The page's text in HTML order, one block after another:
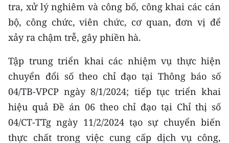
tra, xử lý nghiêm và công bố, công khai các cán
bộ, công chức, viên chức, cơ quan, đơn vị để
xảy ra chậm trễ, gây phiền hà.
Tập trung triển khai các nhiệm vụ thực hiện
chuyển đổi số theo chỉ đạo tại Thông báo số
04/TB-VPCP ngày 8/1/2024; tiếp tục triển khai
hiệu quả Đề án 06 theo chỉ đạo tại Chỉ thị số
04/CT-TTg ngày 11/2/2024 tạo sự chuyển biến
thực chất trong việc cung cấp dịch vụ công,